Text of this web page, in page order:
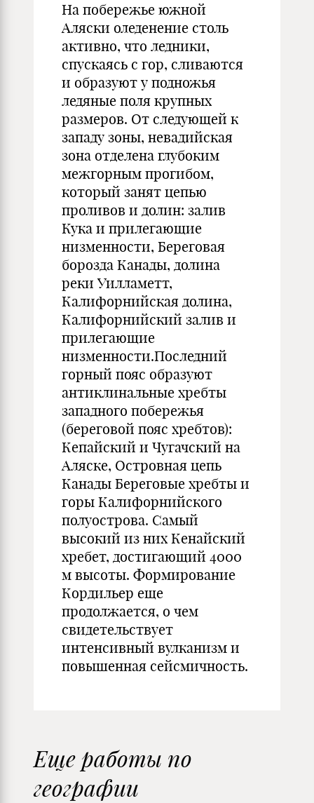
На побережье южной
Аляски оледенение столь
активно, что ледники,
спускаясь с гор, сливаются
и образуют у подножья
ледяные поля крупных
размеров. От следующей к
западу зоны, невадийская
зона отделена глубоким
межгорным прогибом,
который занят цепью
проливов и долин: залив
Кука и прилегающие
низменности, Береговая
борозда Канады, долина
реки Уилламетт,
Калифорнийская долина,
Калифорнийский залив и
прилегающие
низменности.Последний
горный пояс образуют
антиклинальные хребты
западного побережья
(береговой пояс хребтов):
Кепайский и Чугачский на
Аляске, Островная цепь
Канады Береговые хребты и
горы Калифорнийского
полуострова. Самый
высокий из них Кенайский
хребет, достигающий 4000
м высоты. Формирование
Кордильер еще
продолжается, о чем
свидетельствует
интенсивный вулканизм и
повышенная сейсмичность.
Еще работы по
географии